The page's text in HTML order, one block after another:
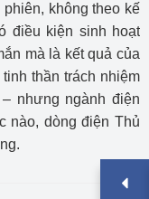
không theo kế
điều kiện sinh hoạt
mà là kết quả của
thần trách nhiệm
nhưng ngành điện
nào, dòng điện Thủ